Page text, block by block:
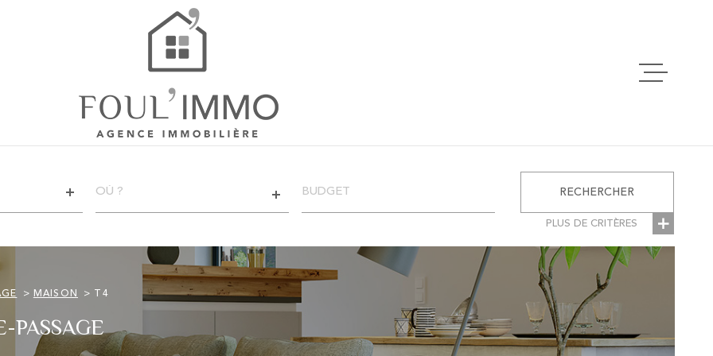
VENTES
ESTIMATION
ALERTE EMAIL
TEXTE
RÉFÉRENCE
CRITÈRES
SUPPLÉMENTAIRES
Parking
PLUS DE CRITÈRES
RECHERCHER
MAISON T4
PASSAGE